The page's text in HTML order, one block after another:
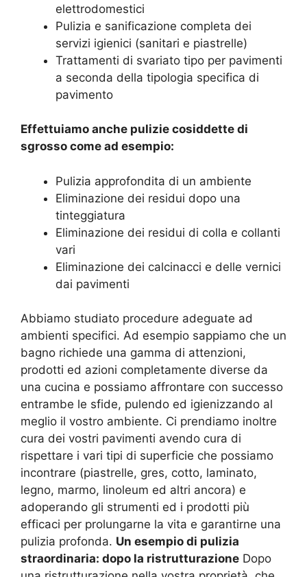
elettrodomestici
Pulizia e sanificazione completa dei
servizi igienici (sanitari e piastrelle)
Trattamenti di svariato tipo per pavimenti
a seconda della tipologia specifica di
pavimento
Effettuiamo anche pulizie cosiddette di
sgrosso come ad esempio:
Pulizia approfondita di un ambiente
Eliminazione dei residui dopo una
tinteggiatura
Eliminazione dei residui di colla e collanti
vari
Eliminazione dei calcinacci e delle vernici
dai pavimenti
Abbiamo studiato procedure adeguate ad
ambienti specifici. Ad esempio sappiamo che un
bagno richiede una gamma di attenzioni,
prodotti ed azioni completamente diverse da
una cucina e possiamo affrontare con successo
entrambe le sfide, pulendo ed igienizzando al
meglio il vostro ambiente. Ci prendiamo inoltre
cura dei vostri pavimenti avendo cura di
rispettare i vari tipi di superficie che possiamo
incontrare (piastrelle, gres, cotto, laminato,
legno, marmo, linoleum ed altri ancora) e
adoperando gli strumenti ed i prodotti più
efficaci per prolungarne la vita e garantirne una
pulizia profonda. Un esempio di pulizia
straordinaria: dopo la ristrutturazione Dopo